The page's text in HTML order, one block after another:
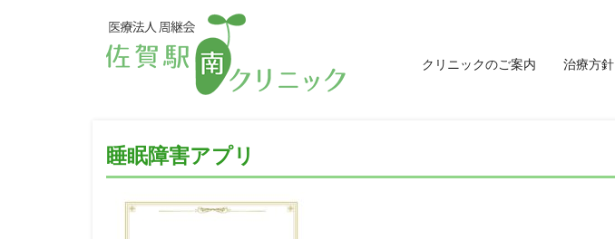
クリニックのご案内 治療方針
睡眠障害アプリ